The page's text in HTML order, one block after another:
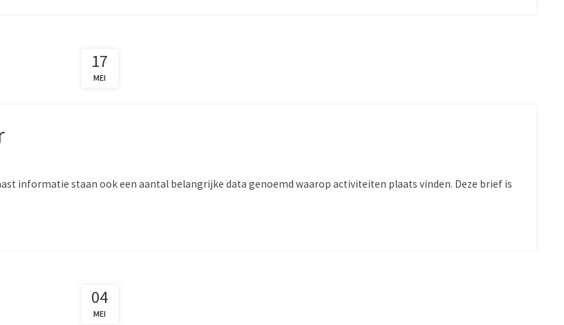
17
MEI
informatie staan ook een aantal belangrijke data genoemd waarop activiteiten plaats vinden. Deze brief is
04
MEI